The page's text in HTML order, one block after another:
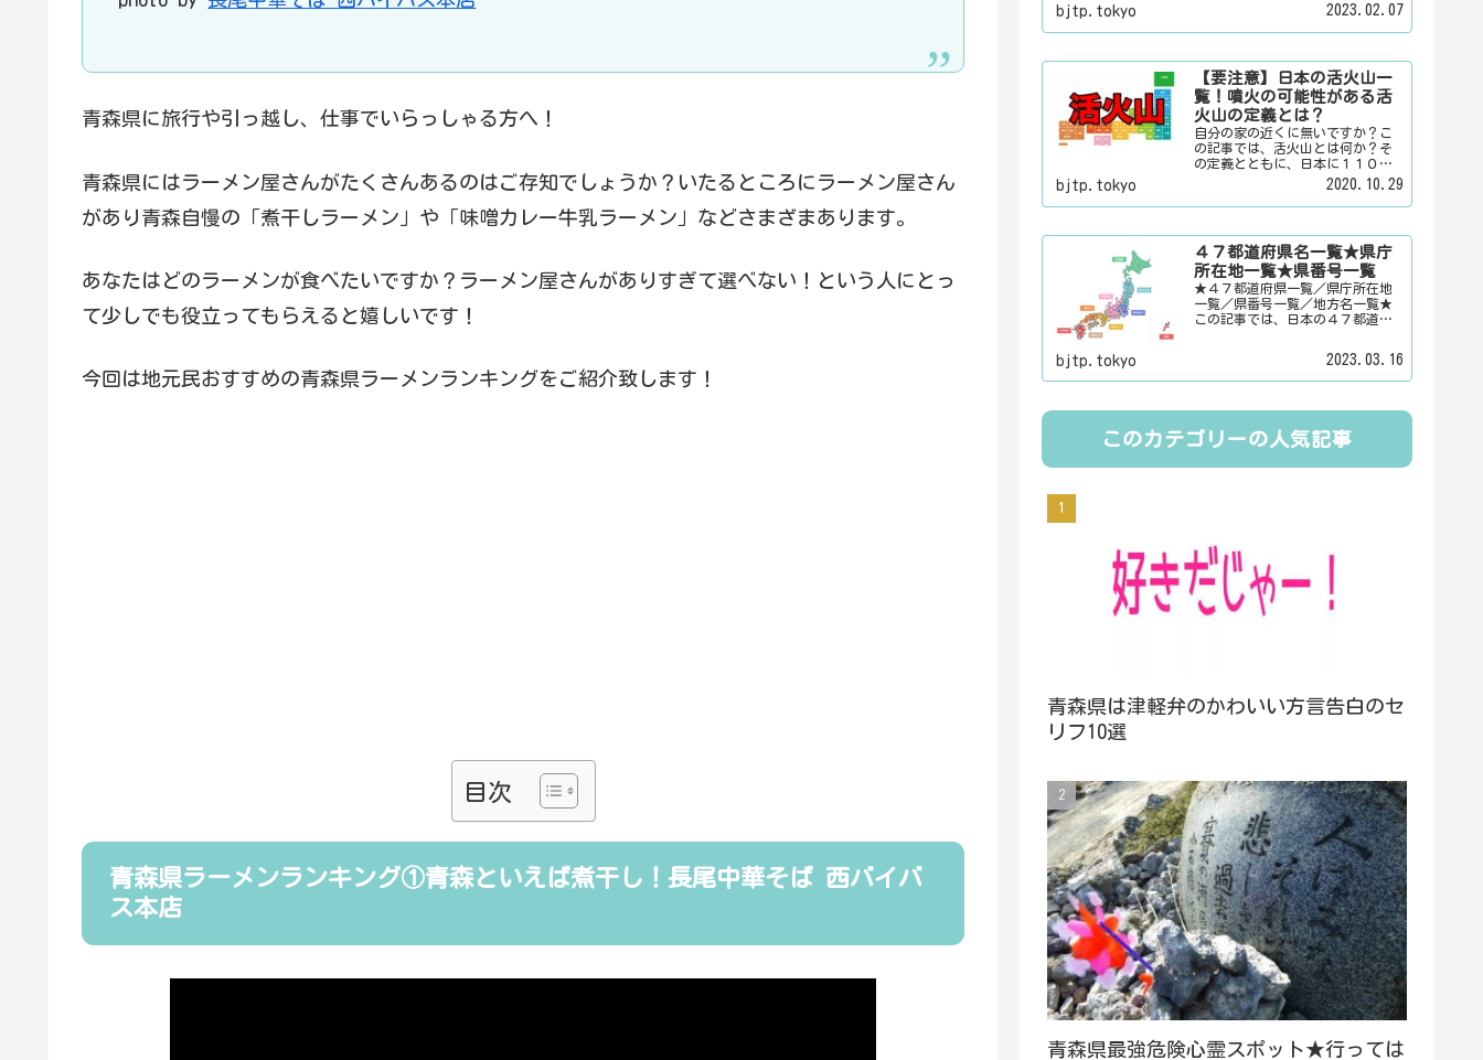
青森県に旅行や引っ越し、仕事でいらっしゃる方へ！
青森県にはラーメン屋さんがたくさんあるのはご存知でしょうか？いたるところにラーメン屋さん
があり青森自慢の「煮干しラーメン」や「味噌カレー牛乳ラーメン」などさまざまあります。
あなたはどのラーメンが食べたいですか？ラーメン屋さんがありすぎて選べない！という人にとっ
て少しでも役立ってもらえると嬉しいです！
今回は地元民おすすめの青森県ラーメンランキングをご紹介致します！
目次
青森県ラーメンランキング①青森といえば煮干し！長尾中華そば 西バイバ
ス本店
のランキングで「男女合計」「男
性のみ」「女性のみ」の３パター
ンでご紹介いたします。また、月
と平均の勤続年数についても表示
しています。
bjtp.tokyo 2023.02.07
【要注意】日本の活火山一
覧！噴火の可能性がある活
火山の定義とは？
自分の家の近くに無いですか？こ
の記事では、活火山とは何か？そ
の定義とともに、日本に１１０有
るという活火山を一覧でご紹介い
たします。その他にも、大日本観
光新聞では、方言・お土産・名
ト・パワースポット・心霊スポッ
トなどの各都道府県の観光情報・
ローカル情報を配信しています。
bjtp.tokyo 2020.10.29
４７都道府県名一覧★県庁
所在地一覧★県番号一覧
★４７都道府県一覧／県庁所在地
一覧／県番号一覧／地方名一覧★
この記事では、日本の４７都道府
す。それぞれの都道府県名、県庁
所在地、地方名のリンク先にはそ
います。
bjtp.tokyo 2023.03.16
このカテゴリーの人気記事
青森県は津軽弁のかわいい方言告白のセ
リフ10選
青森県最強危険心霊スポット★行っては